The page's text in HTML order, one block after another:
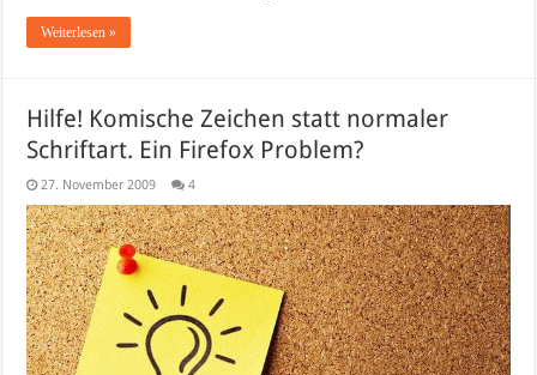
Weiterlesen »
Hilfe! Komische Zeichen statt normaler
Schriftart. Ein Firefox Problem?
27. November 2009 4